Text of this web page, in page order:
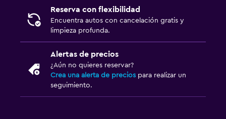
Reserva con flexibilidad
Encuentra autos con cancelación gratis y
limpieza profunda.
Alertas de precios
¿Aún no quieres reservar?
Crea una alerta de precios para realizar un
seguimiento.